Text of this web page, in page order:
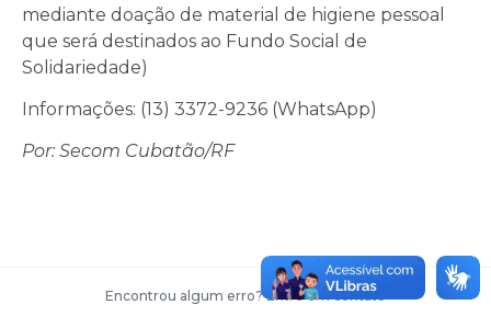
mediante doação de material de higiene pessoal
que será destinados ao Fundo Social de
Solidariedade)
Informações: (13) 3372-9236 (WhatsApp)
Por: Secom Cubatão/RF
Encontrou algum erro?Entre em contato